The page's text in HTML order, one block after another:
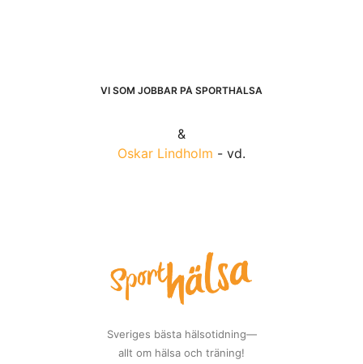
VI SOM JOBBAR PÅ SPORTHÄLSA
&
Oskar Lindholm - vd.
Sveriges bästa hälsotidning—
allt om hälsa och träning!